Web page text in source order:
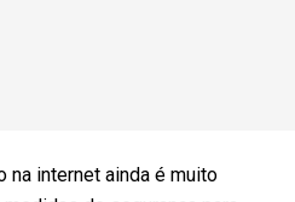
na internet ainda é muito